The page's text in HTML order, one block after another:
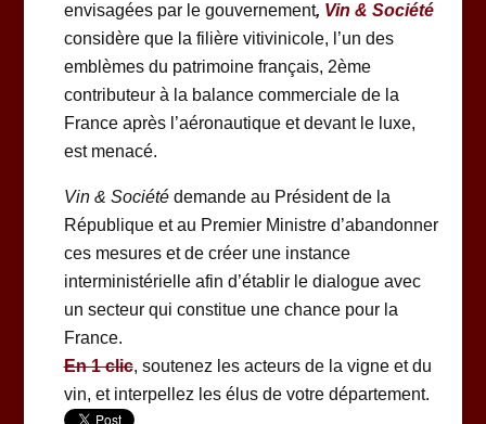
envisagées par le gouvernement, Vin & Société
considère que la filière vitivinicole, l’un des
emblèmes du patrimoine français, 2ème
contributeur à la balance commerciale de la
France après l’aéronautique et devant le luxe,
est menacé.
Vin & Sociétédemande au Président de la
République et au Premier Ministre d’abandonner
ces mesures et de créer une instance
interministérielle afin d’établir le dialogue avec
un secteur qui constitue une chance pour la
France.
En 1 clic, soutenez les acteurs de la vigne et du
vin, et interpellez les élus de votre département.